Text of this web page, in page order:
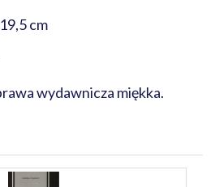
cm
wydawnicza miękka.